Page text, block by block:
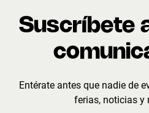
Suscríbete
Entérate antes que nadie de
ferias, noticias y